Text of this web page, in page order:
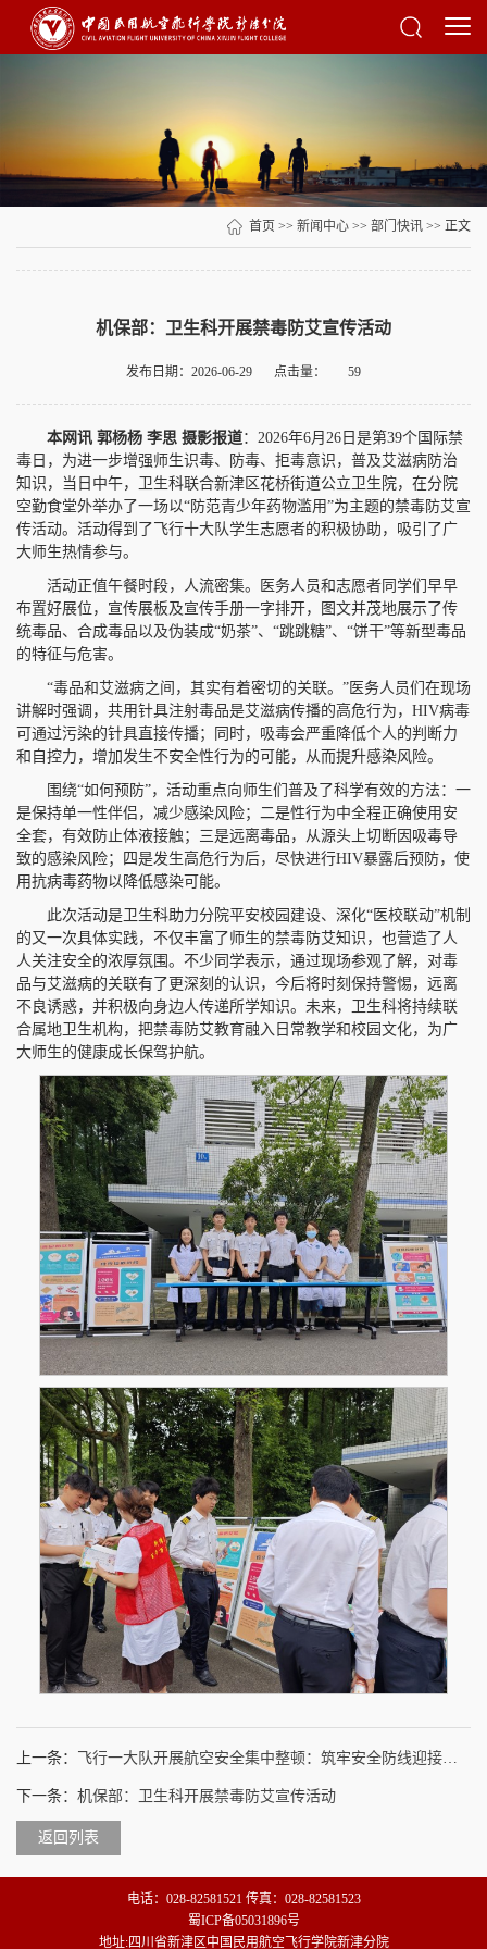
首页 >> 新闻中心 >> 部门快讯 >> 正文
机保部：卫生科开展禁毒防艾宣传活动
发布日期：2026-06-29 点击量： 59
本网讯 郭杨杨 李思 摄影报道：2026年6月26日是第39个国际禁
毒日，为进一步增强师生识毒、防毒、拒毒意识，普及艾滋病防治
知识，当日中午，卫生科联合新津区花桥街道公立卫生院，在分院
空勤食堂外举办了一场以“防范青少年药物滥用”为主题的禁毒防艾宣
传活动。活动得到了飞行十大队学生志愿者的积极协助，吸引了广
大师生热情参与。
活动正值午餐时段，人流密集。医务人员和志愿者同学们早早
布置好展位，宣传展板及宣传手册一字排开，图文并茂地展示了传
统毒品、合成毒品以及伪装成“奶茶”、“跳跳糖”、“饼干”等新型毒品
的特征与危害。
“毒品和艾滋病之间，其实有着密切的关联。”医务人员们在现场
讲解时强调，共用针具注射毒品是艾滋病传播的高危行为，HIV病毒
可通过污染的针具直接传播；同时，吸毒会严重降低个人的判断力
和自控力，增加发生不安全性行为的可能，从而提升感染风险。
围绕“如何预防”，活动重点向师生们普及了科学有效的方法：一
是保持单一性伴侣，减少感染风险；二是性行为中全程正确使用安
全套，有效防止体液接触；三是远离毒品，从源头上切断因吸毒导
致的感染风险；四是发生高危行为后，尽快进行HIV暴露后预防，使
用抗病毒药物以降低感染可能。
此次活动是卫生科助力分院平安校园建设、深化“医校联动”机制
的又一次具体实践，不仅丰富了师生的禁毒防艾知识，也营造了人
人关注安全的浓厚氛围。不少同学表示，通过现场参观了解，对毒
品与艾滋病的关联有了更深刻的认识，今后将时刻保持警惕，远离
不良诱惑，并积极向身边人传递所学知识。未来，卫生科将持续联
合属地卫生机构，把禁毒防艾教育融入日常教学和校园文化，为广
大师生的健康成长保驾护航。
上一条： 飞行一大队开展航空安全集中整顿：筑牢安全防线迎接建党105周年
下一条： 机保部：卫生科开展禁毒防艾宣传活动
返回列表
电话：028-82581521 传真：028-82581523
蜀ICP备05031896号
地址:四川省新津区中国民用航空飞行学院新津分院